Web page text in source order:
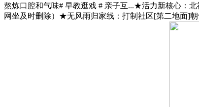
熬炼口腔和气味# 早教逛戏 # 亲子互...★活力新核心：
网坐及时删除）★无风雨归家线：打制社区[第二地面]